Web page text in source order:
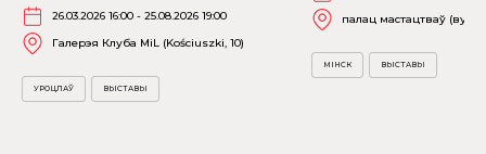
26.03.2026 16:00 - 25.08.2026 19:00
Галерэя Клуба MiL (Kościuszki, 10)
УРОЦЛАЎ ВЫСТАВЫ
палац мастацтваў (вул.
МІНСК ВЫСТАВЫ